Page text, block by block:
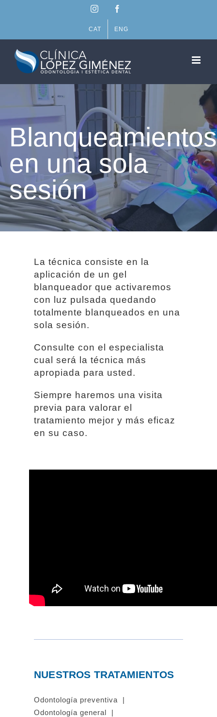
Instagram
CAT ENG
Blanqueamientos
en una sola
sesión
La técnica consiste en la
aplicación de un gel
blanqueador que activaremos
con luz pulsada quedando
totalmente blanqueados en una
sola sesión.
Consulte con el especialista
cual será la técnica más
apropiada para usted.
Siempre haremos una visita
previa para valorar el
tratamiento mejor y más eficaz
en su caso.
NUESTROS TRATAMIENTOS
Odontología preventiva
Odontología general